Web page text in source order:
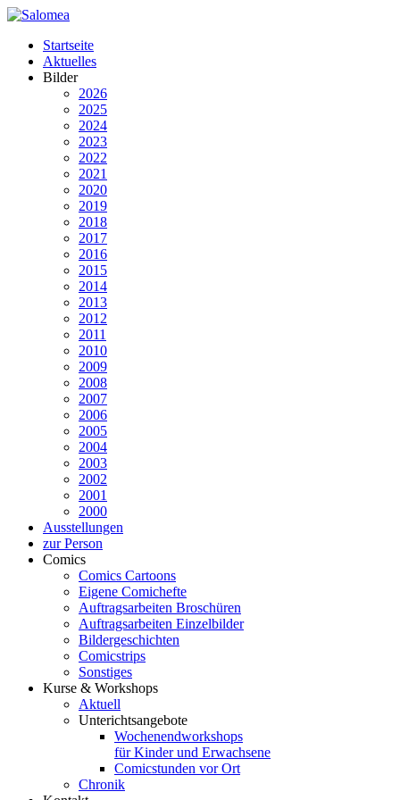
Startseite
Aktuelles
Bilder
2026
2025
2024
2023
2022
2021
2020
2019
2018
2017
2016
2015
2014
2013
2012
2011
2010
2009
2008
2007
2006
2005
2004
2003
2002
2001
2000
Ausstellungen
zur Person
Comics
Comics Cartoons
Eigene Comichefte
Auftragsarbeiten Broschüren
Auftragsarbeiten Einzelbilder
Bildergeschichten
Comicstrips
Sonstiges
Kurse & Workshops
Aktuell
Unterichtsangebote
Wochenendworkshops
für Kinder und Erwachsene
Comicstunden vor Ort
Chronik